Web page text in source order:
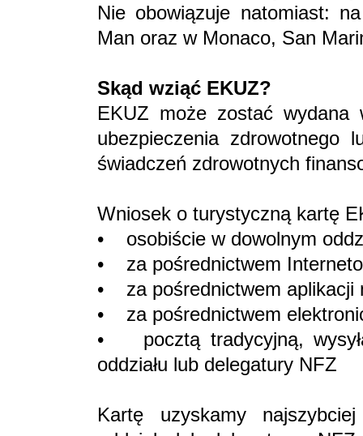
Nie obowiązuje natomiast:
Man oraz w Monaco, San
Skąd wziąć EKUZ?
EKUZ może zostać wydana
ubezpieczenia
świadczeń zdrowotnych
Wniosek o turystyczną kartę
• osobiście w dowolnym
• za pośrednictwem
• za pośrednictwem aplikacji
• za pośrednictwem
• pocztą tradycyjną,
oddziału lub delegatury NFZ
Kartę uzyskamy